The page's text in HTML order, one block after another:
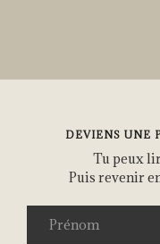
DEVIENS UNE
Tu peux
Puis revenir